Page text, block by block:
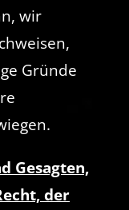
wir
Gründe
Gesagten,
der